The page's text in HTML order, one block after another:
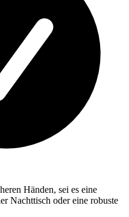
Händen, sei es eine
Nachttisch oder eine robuste